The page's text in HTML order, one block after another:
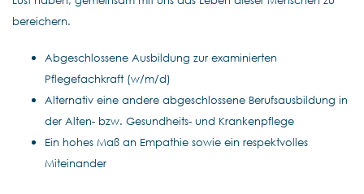
bereichern.
Abgeschlossene Ausbildung zur examinierten
Pflegefachkraft (w/m/d)
Alternativ eine andere abgeschlossene Berufsausbildung in
der Alten- bzw. Gesundheits- und Krankenpflege
Ein hohes Maß an Empathie sowie ein respektvolles
Miteinander